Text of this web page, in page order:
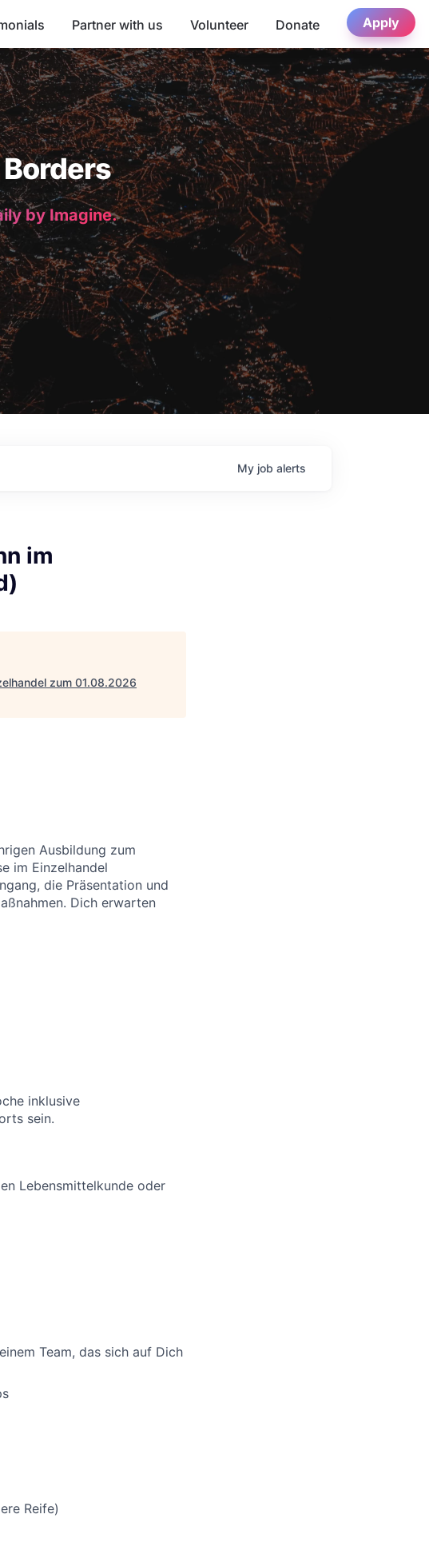
Partner with us Volunteer Donate Apply
by Imagine.
My job alerts
im
zum 01.08.2026
Ausbildung zum
im Einzelhandel
die Präsentation und
Dich erwarten
inklusive
sein.
Lebensmittelkunde oder
Team, das sich auf Dich
Reife)